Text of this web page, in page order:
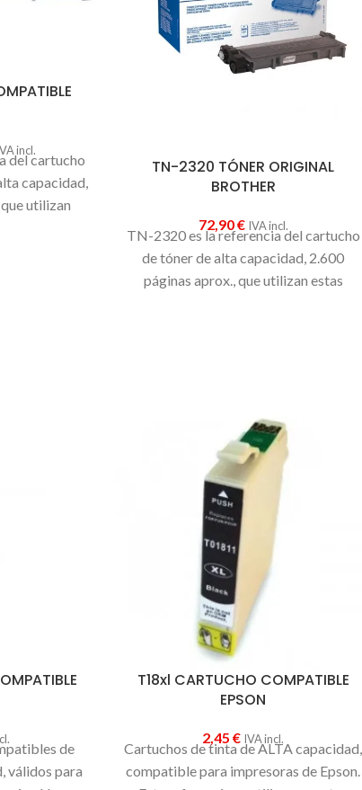
incl.
del cartucho
capacidad,
utilizan
TN-2320 TÓNER ORIGINAL
BROTHER
72,90€ IVA incl.
TN-2320 es la referencia del cartucho
de tóner de alta capacidad, 2.600
páginas aprox., que utilizan estas
de
válidos para
T18xl CARTUCHO COMPATIBLE
EPSON
2,45€ IVA incl.
Cartuchos de tinta de ALTA capacidad,
compatible para impresoras de Epson.